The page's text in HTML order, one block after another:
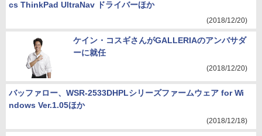
cs ThinkPad UltraNav ドライバーほか
(2018/12/20)
ケイン・コスギさんがGALLERIAのアンバサダ
ーに就任
(2018/12/20)
バッファロー、WSR-2533DHPLシリーズファームウェア for Wi
ndows Ver.1.05ほか
(2018/12/18)